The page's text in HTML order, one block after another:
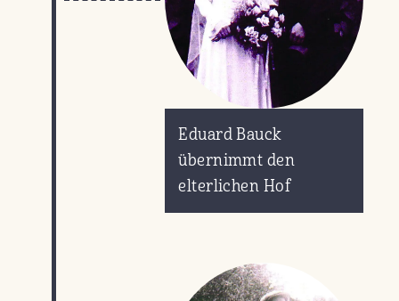
Eduard Bauck
übernimmt den
elterlichen Hof